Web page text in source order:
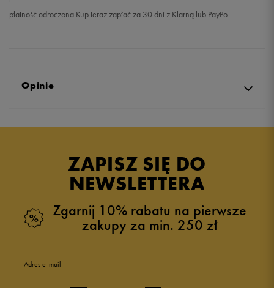
płatność odroczona Kup teraz zapłać za 30 dni z Klarną lub PayPo
Opinie
ZAPISZ SIĘ DO
NEWSLETTERA
Zgarnij 10% rabatu na pierwsze
zakupy za min. 250 zł
Adres e-mail